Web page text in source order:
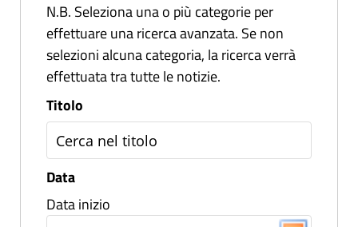
N.B. Seleziona una o più categorie per
effettuare una ricerca avanzata. Se non
selezioni alcuna categoria, la ricerca verrà
effettuata tra tutte le notizie.
Titolo
Data
Data inizio